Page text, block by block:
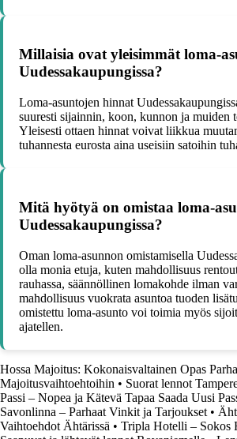
Millaisia ovat yleisimmät loma-
Uudessakaupungissa?
Loma-asuntojen hinnat
suuresti sijainnin, koon, kunnon ja muiden
Yleisesti ottaen hinnat voivat liikkua
tuhannesta eurosta aina useisiin satoihin
Mitä hyötyä on omistaa loma-
Uudessakaupungissa?
Oman loma-asunnon omistamisella
olla monia etuja, kuten mahdollisuus
rauhassa, säännöllinen lomakohde ilman
mahdollisuus vuokrata asuntoa tuoden
omistettu loma-asunto voi toimia myös
ajatellen.
Hossa Majoitus: Kokonaisvaltainen Opas
Majoitusvaihtoehtoihin • Suorat lennot
Passi – Nopea ja Kätevä Tapaa Saada Uusi
Savonlinna – Parhaat Vinkit ja Tarjoukset •
Vaihtoehdot Ähtärissä • Tripla Hotelli – Sokos